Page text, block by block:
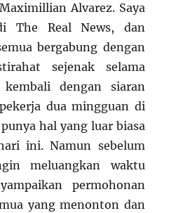
Alvarez. Saya
The Real News, dan
bergabung dengan
sejenak selama
dengan siaran
dua mingguan di
hal yang luar biasa
ini. Namun sebelum
meluangkan waktu
permohonan
yang menonton dan